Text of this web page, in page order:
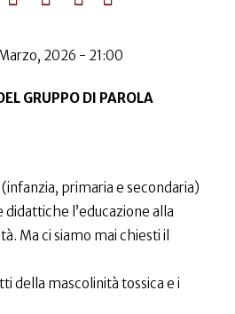
2026 - 21:00
GRUPPO DI PAROLA
primaria e secondaria)
l’educazione alla
Ma ci siamo mai chiesti il
della mascolinità tossica e i